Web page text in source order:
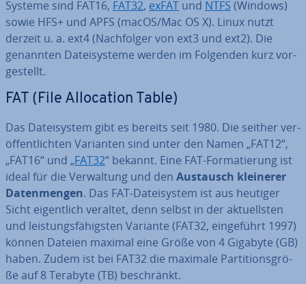
Systeme sind FAT16, FAT32, exFAT und NTFS (Windows)
sowie HFS+ und APFS (macOS/Mac OS X). Linux nutzt
derzeit u. a. ext4 (Nach­fol­ger von ext3 und ext2). Die
genannten Da­tei­sys­te­me werden im Folgenden kurz vor­
ge­stellt.
FAT (File Al­lo­ca­ti­on Table)
Das Da­tei­sys­tem gibt es bereits seit 1980. Die seither ver­
öf­fent­lich­ten Varianten sind unter den Namen „FAT12“,
„FAT16“ und „FAT32“ bekannt. Eine FAT-For­ma­tie­rung ist
ideal für die Ver­wal­tung und den Austausch kleinerer
Da­ten­men­gen. Das FAT-Da­tei­sys­tem ist aus heutiger
Sicht ei­gent­lich veraltet, denn selbst in der ak­tu­ells­ten
und leis­tungs­fä­higs­ten Variante (FAT32, ein­ge­führt 1997)
können Dateien maximal eine Größe von 4 Gigabyte (GB)
haben. Zudem ist bei FAT32 die maximale Par­ti­ti­ons­grö­
ße auf 8 Terabyte (TB) be­schränkt.